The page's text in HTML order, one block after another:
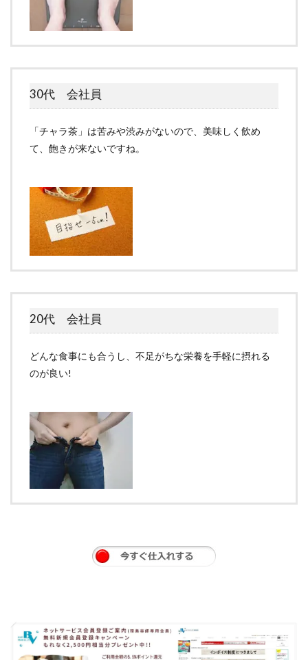
30代 会社員
「チャラ茶」は苦みや渋みがないので、美味しく飲め
て、飽きが来ないですね。
20代 会社員
どんな食事にも合うし、不足がちな栄養を手軽に摂れる
のが良い!